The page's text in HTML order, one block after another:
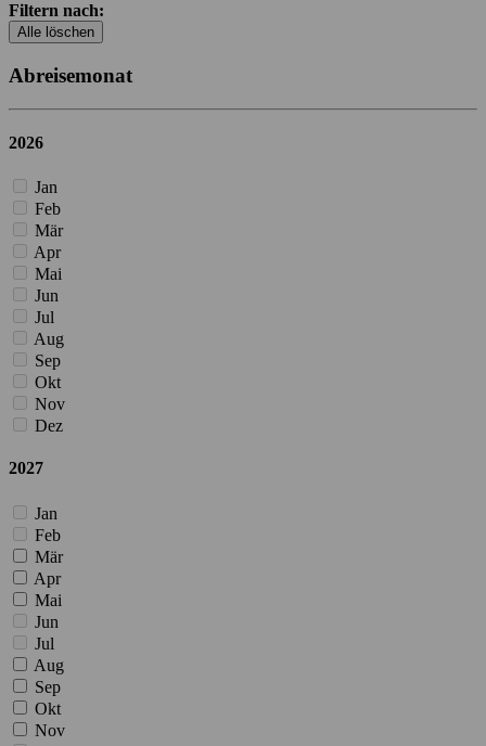
Filtern nach:
Alle löschen
Abreisemonat
2026
Jan
Feb
Mär
Apr
Mai
Jun
Jul
Aug
Sep
Okt
Nov
Dez
2027
Jan
Feb
Mär
Apr
Mai
Jun
Jul
Aug
Sep
Okt
Nov